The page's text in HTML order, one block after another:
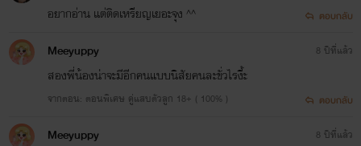
อยากอ่าน แต่ติดเหรียญเยอะจุง ^^
ตอบกลับ
Meeyuppy
สองพี่น้องน่าจะมีอีกคนแบบนิสัยคนละขั่วไรงี้ะ
จากตอน: ตอนพิเศษ คู่แสบตัวลูก 18+ ( 100% )
8 ปีที่แล้ว
ตอบกลับ
Meeyuppy 8 ปีที่แล้ว